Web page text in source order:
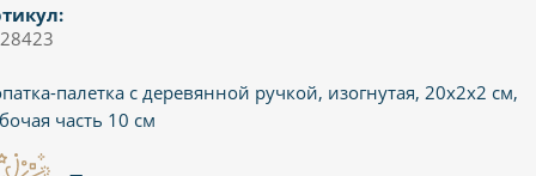
палетка с деревянной ручкой, изогнутая, 20х2х2 см,
часть 10 см